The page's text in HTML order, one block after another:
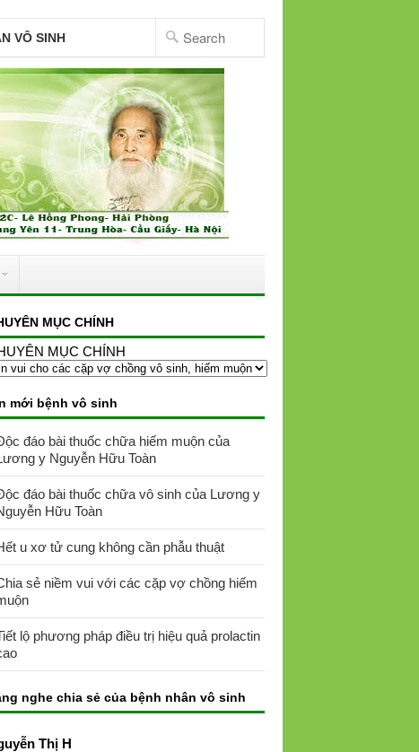
VÔ SINH
MỤC CHÍNH
MỤC CHÍNH
mới bệnh vô sinh
đáo bài thuốc chữa hiếm muộn của
y Nguyễn Hữu Toàn
đáo bài thuốc chữa vô sinh của Lương y
Hữu Toàn
u xơ tử cung không cần phẫu thuật
sẻ niềm vui với các cặp vợ chồng hiếm
lộ phương pháp điều trị hiệu quả prolactin
nghe chia sẻ của bệnh nhân vô sinh
Thị H